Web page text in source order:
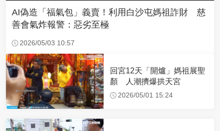
AI偽造「福氣包」義賣！利用白沙屯媽祖詐財 慈
善會氣炸報警：惡劣至極
2026/05/03 10:57
回宮12天「開爐」媽祖展聖
顏 人潮擠爆拱天宮
2026/05/01 15:24